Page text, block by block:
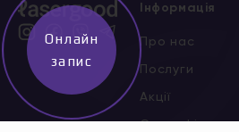
Інформація
Про нас
Послуги
Акції
Сертифікати
Онлайн
запис